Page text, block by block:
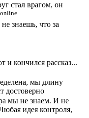
стал врагом, он
знаешь, что за
и кончился рассказ...
мы длину
достоверно
мы не знаем. И не
идея контроля,